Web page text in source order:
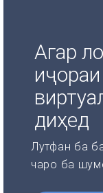
Агар
диҳед
Лутфан ба
чаро ба